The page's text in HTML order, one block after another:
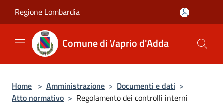
Regione Lombardia
Comune di Vaprio d'Adda
Home > Amministrazione > Documenti e dati >
Atto normativo > Regolamento dei controlli interni